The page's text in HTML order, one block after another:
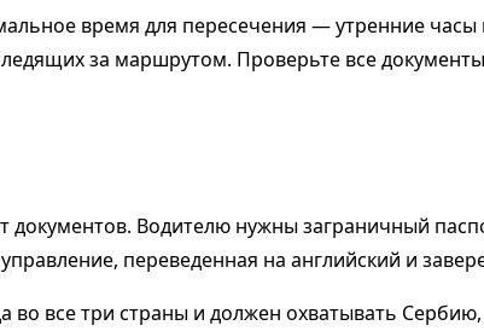
время для пересечения — утренние часы
за маршрутом. Проверьте все
документов. Водителю нужны заграничный
переведенная на английский и
во все три страны и должен охватывать